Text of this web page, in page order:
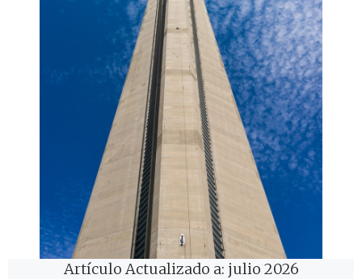
Artículo Actualizado a: julio 2026